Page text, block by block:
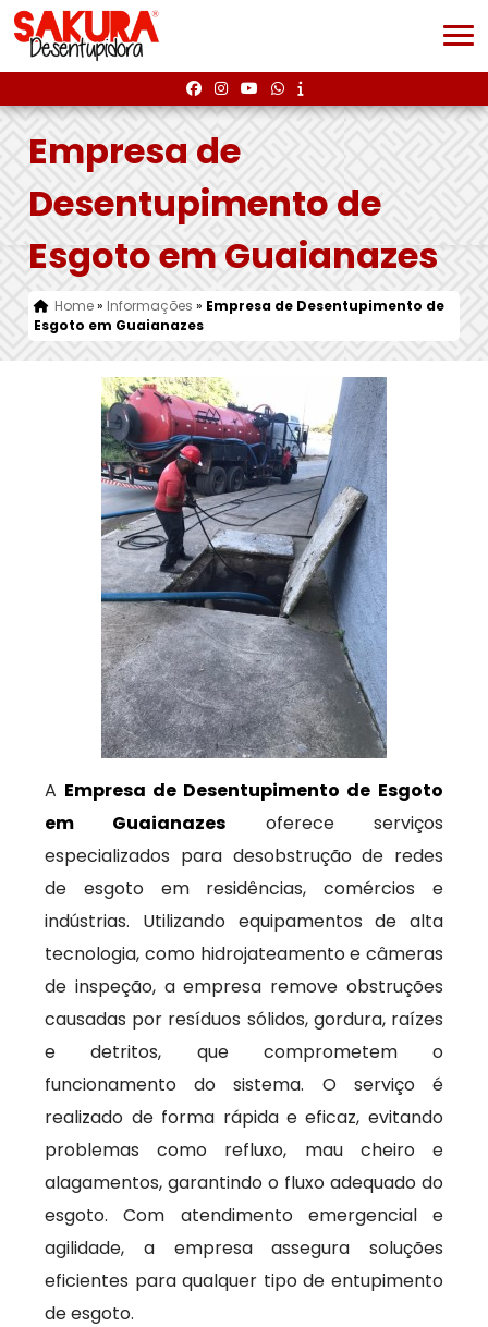
Empresa de
Desentupimento de
Esgoto em Guaianazes
Home» Informações » Empresa de Desentupimento de
Esgoto em Guaianazes
A Empresa de Desentupimento de Esgoto
em Guaianazes oferece serviços
especializados para desobstrução de redes
de esgoto em residências, comércios e
indústrias. Utilizando equipamentos de alta
tecnologia, como hidrojateamento e câmeras
de inspeção, a empresa remove obstruções
causadas por resíduos sólidos, gordura, raízes
e detritos, que comprometem o
funcionamento do sistema. O serviço é
realizado de forma rápida e eficaz, evitando
problemas como refluxo, mau cheiro e
alagamentos, garantindo o fluxo adequado do
esgoto. Com atendimento emergencial e
agilidade, a empresa assegura soluções
eficientes para qualquer tipo de entupimento
de esgoto.